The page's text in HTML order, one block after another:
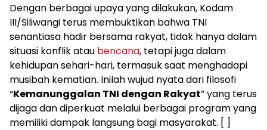
Dengan berbagai upaya yang dilakukan, Kodam
III/Siliwangi terus membuktikan bahwa TNI
senantiasa hadir bersama rakyat, tidak hanya dalam
situasi konflik atau bencana, tetapi juga dalam
kehidupan sehari-hari, termasuk saat menghadapi
musibah kematian. Inilah wujud nyata dari filosofi
“Kemanunggalan TNI dengan Rakyat” yang terus
dijaga dan diperkuat melalui berbagai program yang
memiliki dampak langsung bagi masyarakat. [ ]